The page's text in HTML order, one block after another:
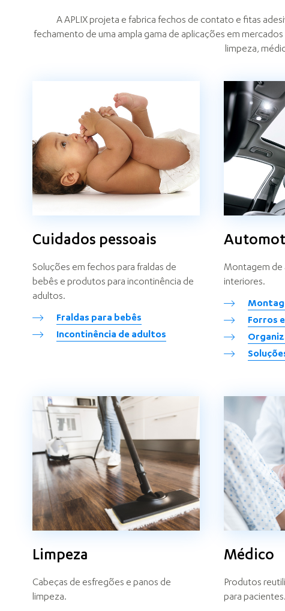
A APLIX projeta e fabrica fechos de contato e fitas
fechamento de uma ampla gama de aplicações em
limpeza,
Cuidados pessoais
Soluções em fechos para fraldas de
bebês e produtos para incontinência de
adultos.
Fraldas para bebês
Incontinência de adultos
Montagem de
interiores.
Forros
Limpeza
Cabeças de esfregões e panos de
limpeza.
Médico
Produtos
para pacientes.